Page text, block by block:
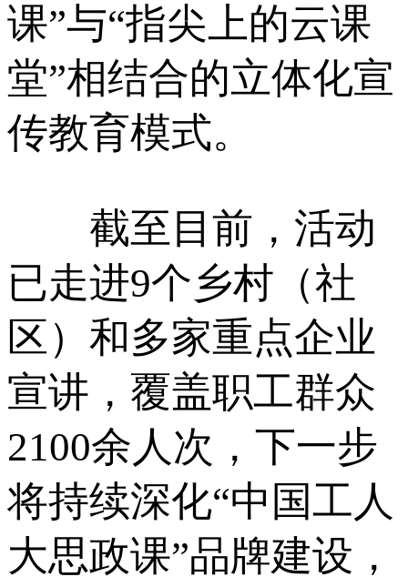
课”与“指尖上的云课
堂”相结合的立体化宣
传教育模式。
截至目前，活动
已走进9个乡村（社
区）和多家重点企业
宣讲，覆盖职工群众
2100余人次，下一步
将持续深化“中国工人
大思政课”品牌建设，